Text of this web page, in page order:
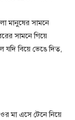
মানুষের সামনে
সামনে গিয়ে
বিয়ে ভেঙে দিত,
মা এসে টেনে নিয়ে